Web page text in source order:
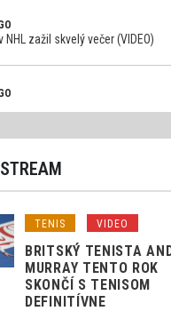
NHL zažil skvelý večer (VIDEO)
STREAM
TENIS VIDEO
BRITSKÝ TENISTA
MURRAY TENTO ROK
SKONČÍ S TENISOM
DEFINITÍVNE